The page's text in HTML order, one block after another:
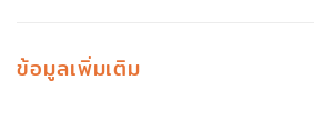
ข้อมูลเพิ่มเติม